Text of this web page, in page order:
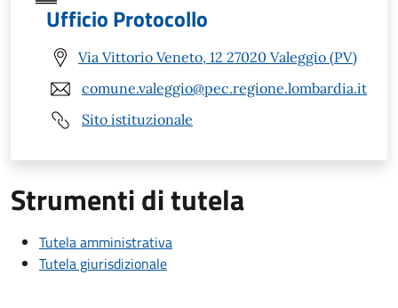
Ufficio Protocollo
Via Vittorio Veneto, 12 27020 Valeggio (PV)
comune.valeggio@pec.regione.lombardia.it
Sito istituzionale
Strumenti di tutela
Tutela amministrativa
Tutela giurisdizionale